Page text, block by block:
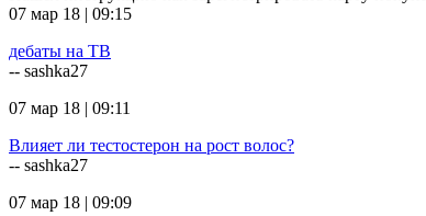
07 мар 18 | 09:15
дебаты на ТВ
-- sashka27
07 мар 18 | 09:11
Влияет ли тестостерон на рост волос?
-- sashka27
07 мар 18 | 09:09